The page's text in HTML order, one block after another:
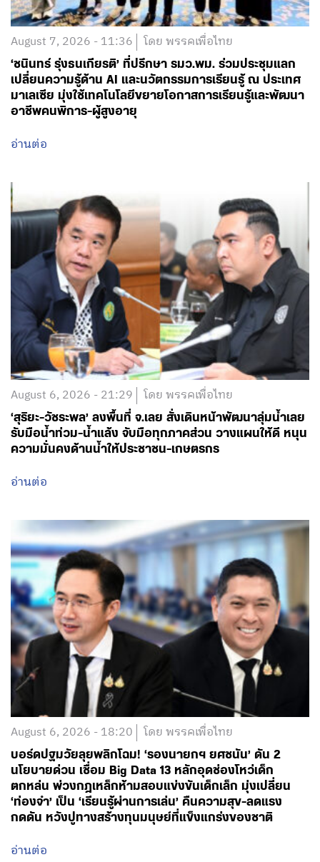
August 7, 2026 - 11:36 โดย พรรคเพื่อไทย
‘ชนินทร์ รุ่งธนเกียรติ’ ที่ปรึกษา รมว.พม. ร่วมประชุมแลก
เปลี่ยนความรู้ด้าน AI และนวัตกรรมการเรียนรู้ ณ ประเทศ
มาเลเซีย มุ่งใช้เทคโนโลยีขยายโอกาสการเรียนรู้และพัฒนา
อาชีพคนพิการ-ผู้สูงอายุ
อ่านต่อ
August 6, 2026 - 21:29 โดย พรรคเพื่อไทย
‘สุริยะ-วัชระพล’ ลงพื้นที่ จ.เลย สั่งเดินหน้าพัฒนาลุ่มน้ำเลย
รับมือน้ำท่วม-น้ำแล้ง จับมือทุกภาคส่วน วางแผนให้ดี หนุน
ความมั่นคงด้านน้ำให้ประชาชน-เกษตรกร
อ่านต่อ
August 6, 2026 - 18:20 โดย พรรคเพื่อไทย
บอร์ดปฐมวัยลุยพลิกโฉม! ‘รองนายกฯ ยศชนัน’ ดัน 2
นโยบายด่วน เชื่อม Big Data 13 หลักอุดช่องโหว่เด็ก
ตกหล่น พ่วงกฎเหล็กห้ามสอบแข่งขันเด็กเล็ก มุ่งเปลี่ยน
‘ท่องจำ’ เป็น ‘เรียนรู้ผ่านการเล่น’ คืนความสุข-ลดแรง
กดดัน หวังปูทางสร้างทุนมนุษย์ที่แข็งแกร่งของชาติ
อ่านต่อ